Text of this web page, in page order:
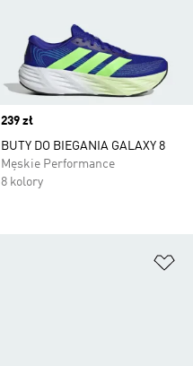
Price
239 zł
BUTY DO BIEGANIA GALAXY 8
Męskie Performance
8 kolory